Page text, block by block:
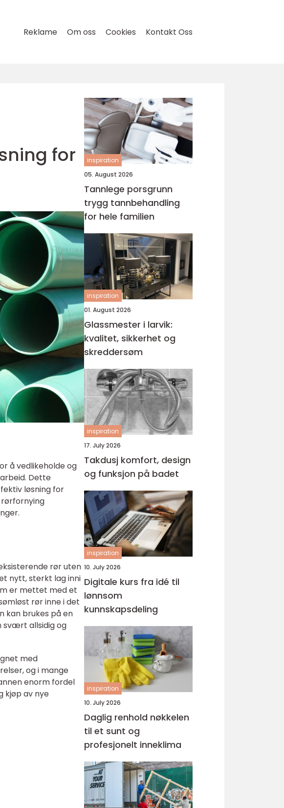
Reklame Om oss Cookies Kontakt Oss
for
å vedlikeholde og
Dette
løsning for
rør uten
nytt, sterkt lag inni
er mettet med et
rør inne i det
kan brukes på en
svært allsidig og
med
og i mange
enorm fordel
kjøp av nye
inspiration
05. August 2026
Tannlege porsgrunn
trygg tannbehandling
for hele familien
inspiration
01. August 2026
Glassmester i larvik:
kvalitet, sikkerhet og
skreddersøm
inspiration
17. July 2026
Takdusj komfort, design
og funksjon på badet
inspiration
10. July 2026
Digitale kurs fra idé til
lønnsom
kunnskapsdeling
inspiration
10. July 2026
Daglig renhold nøkkelen
til et sunt og
profesjonelt inneklima